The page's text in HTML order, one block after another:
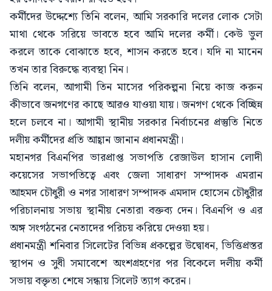
কর্মীদের উদ্দেশ্যে তিনি বলেন, আমি সরকারি দলের লোক সেটা
মাথা থেকে সরিয়ে ভাবতে হবে আমি দলের কর্মী। কেউ ভুল
করলে তাকে বোঝাতে হবে, শাসন করতে হবে। যদি না মানেন
তখন তার বিরুদ্ধে ব্যবস্থা নিন।
তিনি বলেন, আগামী তিন মাসের পরিকল্পনা নিয়ে কাজ করুন
কীভাবে জনগণের কাছে আরও যাওয়া যায়। জনগণ থেকে বিচ্ছিন্ন
হলে চলবে না। আগামী স্থানীয় সরকার নির্বাচনের প্রস্তুতি নিতে
দলীয় কর্মীদের প্রতি আহ্বান জানান প্রধানমন্ত্রী।
মহানগর বিএনপির ভারপ্রাপ্ত সভাপতি রেজাউল হাসান লোদী
কয়েসের সভাপতিত্বে এবং জেলা সাধারণ সম্পাদক এমরান
আহমদ চৌধুরী ও নগর সাধারণ সম্পাদক এমদাদ হোসেন চৌধুরীর
পরিচালনায় সভায় স্থানীয় নেতারা বক্তব্য দেন। বিএনপি ও এর
অঙ্গ সংগঠনের নেতাদের পরিচয় করিয়ে দেওয়া হয়।
প্রধানমন্ত্রী শনিবার সিলেটের বিভিন্ন প্রকল্পের উদ্বোধন, ভিত্তিপ্রস্তর
স্থাপন ও সুধী সমাবেশে অংশগ্রহণের পর বিকেলে দলীয় কর্মী
সভায় বক্তৃতা শেষে সন্ধায় সিলেট ত্যাগ করেন।